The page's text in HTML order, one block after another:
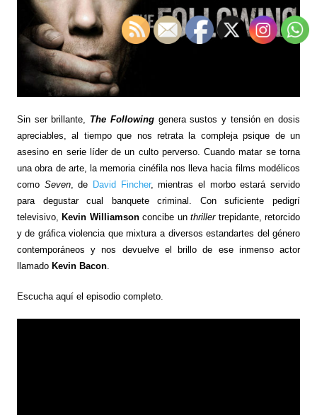
Sin ser brillante, The Followinggenera sustos y tensión en dosis
apreciables, al tiempo que nos retrata la compleja psique de un
asesino en serie líder de un culto perverso. Cuando matar se torna
una obra de arte, la memoria cinéfila nos lleva hacia films modélicos
como Seven, de David Fincher, mientras el morbo estará servido
para degustar cual banquete criminal. Con suficiente pedigrí
televisivo, Kevin Williamsonconcibe unthrillertrepidante, retorcido
y de gráfica violencia que mixtura a diversos estandartes del género
contemporáneos y nos devuelve el brillo de ese inmenso actor
llamado Kevin Bacon.
Escucha aquí el episodio completo.